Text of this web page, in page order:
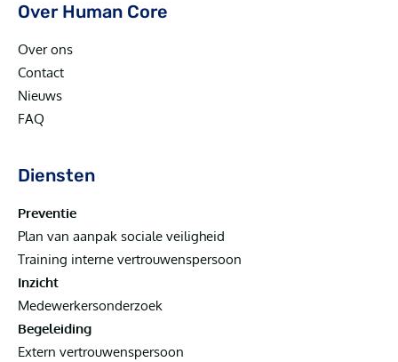
Over Human Core
Over ons
Contact
Nieuws
FAQ
Diensten
Preventie
Plan van aanpak sociale veiligheid
Training interne vertrouwenspersoon
Inzicht
Medewerkersonderzoek
Begeleiding
Extern vertrouwenspersoon